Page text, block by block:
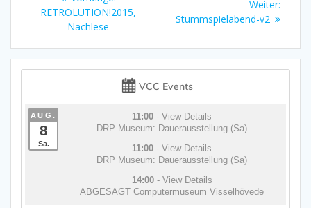
Beitrag:
RETROLUTION!2015,
Nachlese
Weiter:
Stummspielabend-v2
VCC Events
AUG.
8
Sa.
11:00 - View Details
DRP Museum: Dauerausstellung (Sa)
11:00 - View Details
DRP Museum: Dauerausstellung (Sa)
14:00 - View Details
ABGESAGT Computermuseum Visselhövede